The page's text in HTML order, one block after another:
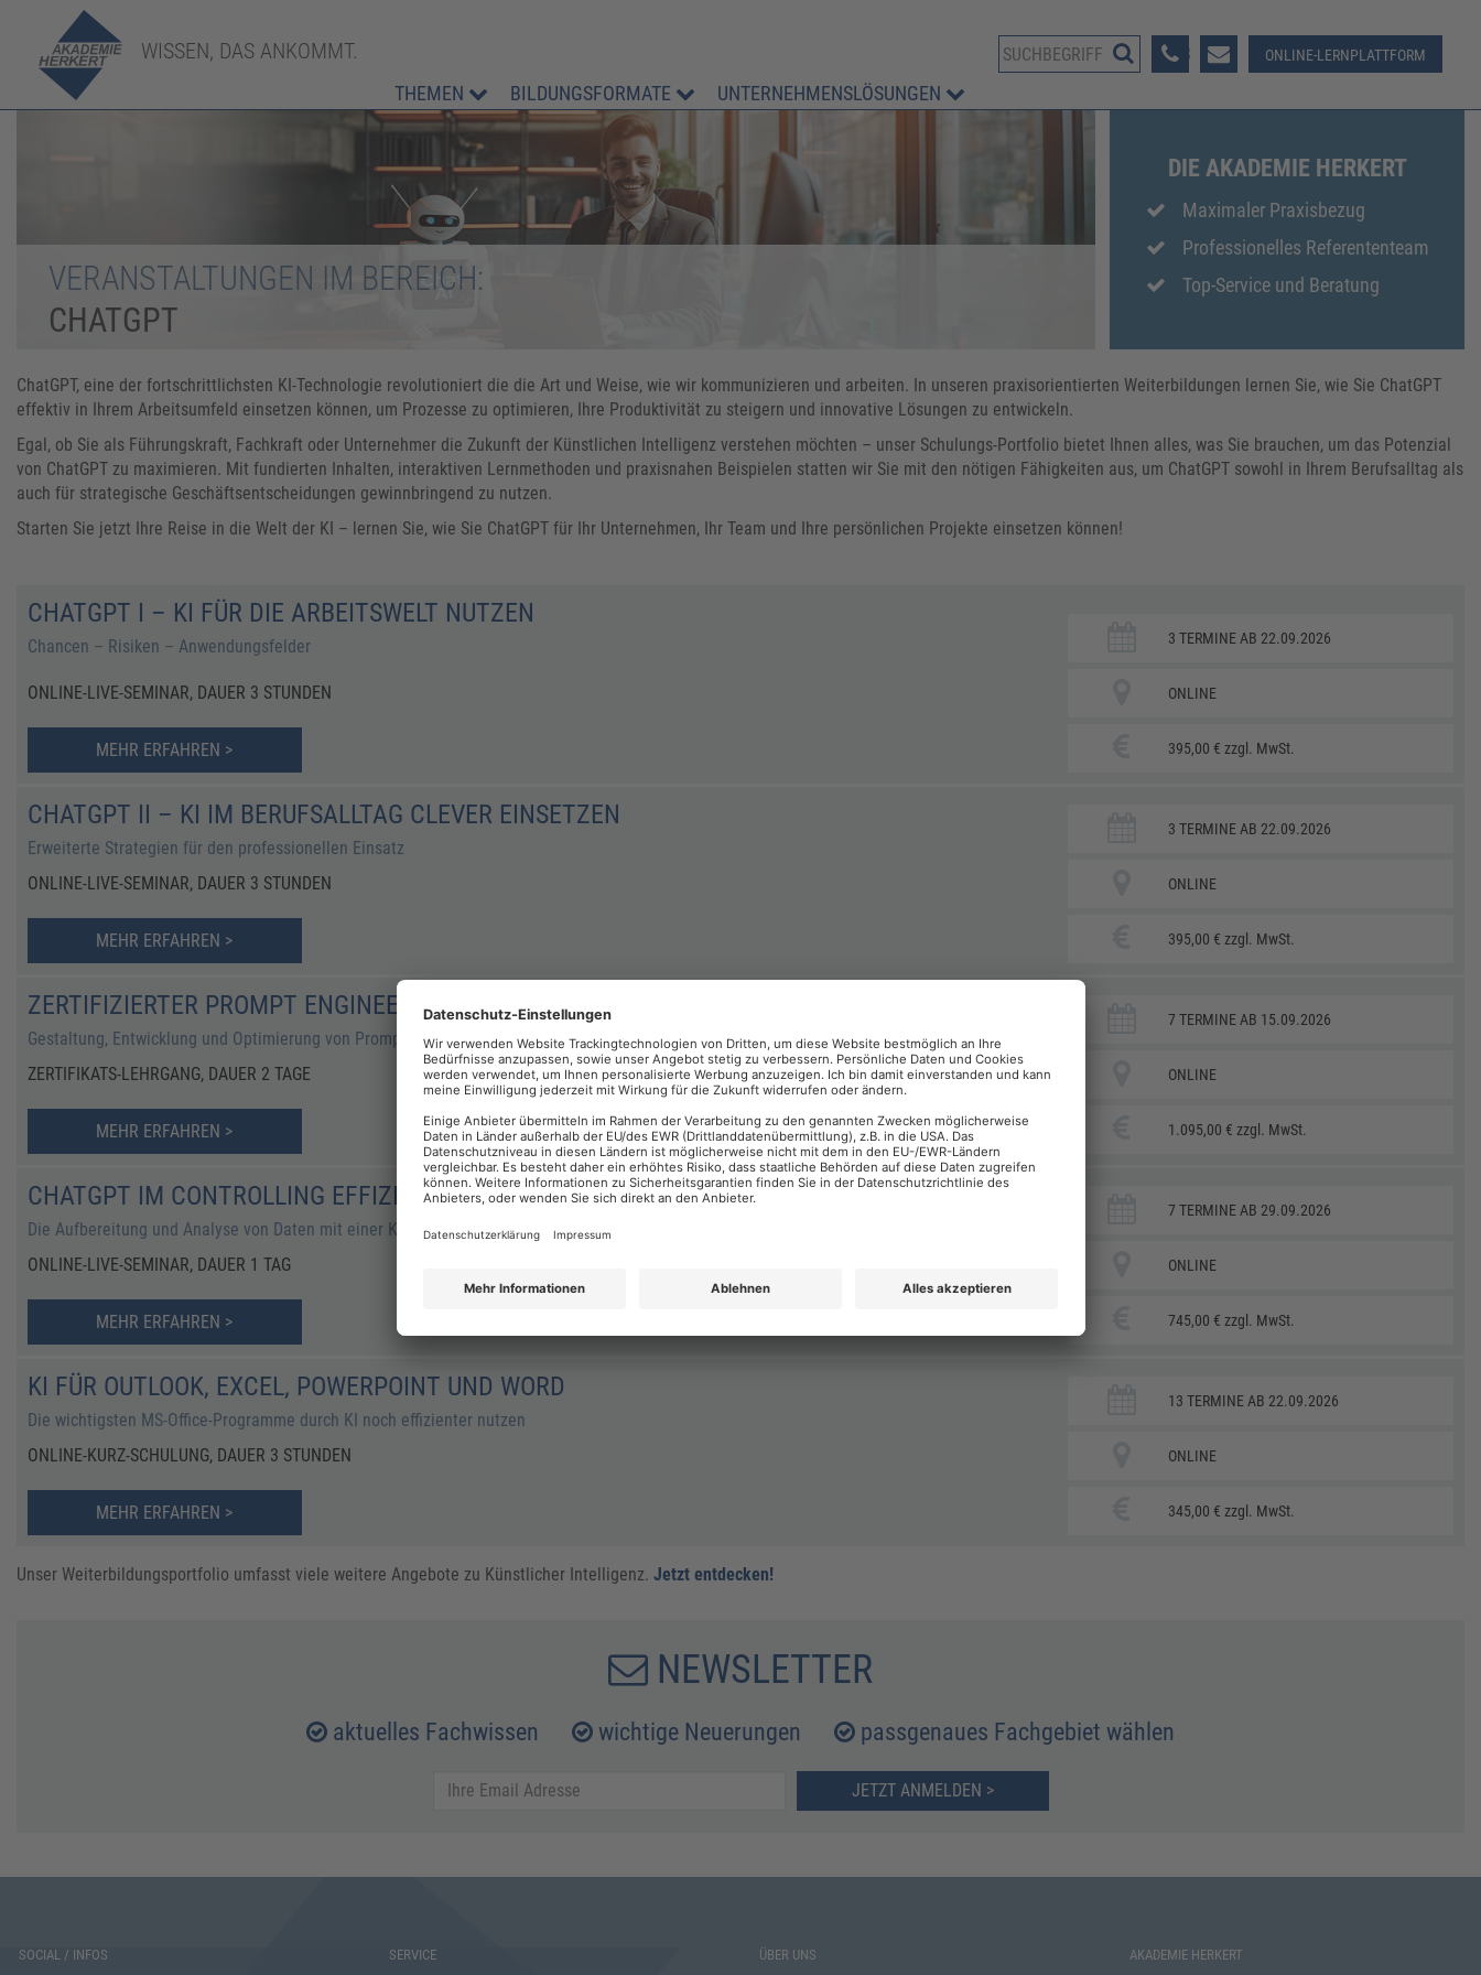
WISSEN, DAS ANKOMMT.
THEMEN BILDUNGSFORMATE UNTERNEHMENSLÖSUNGEN
08233 381-123 ONLINE-LERNPLATTFORM
VERANSTALTUNGEN IM BEREICH:
CHATGPT
DIE AKADEMIE HERKERT
Maximaler Praxisbezug
Professionelles Referententeam
Top-Service und Beratung
ChatGPT, eine der fortschrittlichsten KI-Technologie revolutioniert die die Art und Weise, wie wir kommunizieren und arbeiten. In unseren praxisorientierten Weiterbildungen lernen Sie, wie Sie ChatGPT
effektiv in Ihrem Arbeitsumfeld einsetzen können, um Prozesse zu optimieren, Ihre Produktivität zu steigern und innovative Lösungen zu entwickeln.
Egal, ob Sie als Führungskraft, Fachkraft oder Unternehmer die Zukunft der Künstlichen Intelligenz verstehen möchten – unser Schulungs-Portfolio bietet Ihnen alles, was Sie brauchen, um das Potenzial
von ChatGPT zu maximieren. Mit fundierten Inhalten, interaktiven Lernmethoden und praxisnahen Beispielen statten wir Sie mit den nötigen Fähigkeiten aus, um ChatGPT sowohl in Ihrem Berufsalltag als
auch für strategische Geschäftsentscheidungen gewinnbringend zu nutzen.
Starten Sie jetzt Ihre Reise in die Welt der KI – lernen Sie, wie Sie ChatGPT für Ihr Unternehmen, Ihr Team und Ihre persönlichen Projekte einsetzen können!
CHATGPT I – KI FÜR DIE ARBEITSWELT NUTZEN
Chancen – Risiken – Anwendungsfelder
ONLINE-LIVE-SEMINAR, DAUER 3 STUNDEN
MEHR ERFAHREN >
3 TERMINE AB 22.09.2026
ONLINE
395,00 € zzgl. MwSt.
CHATGPT II – KI IM BERUFSALLTAG CLEVER EINSETZEN
Erweiterte Strategien für den professionellen Einsatz
ONLINE-LIVE-SEMINAR, DAUER 3 STUNDEN
MEHR ERFAHREN >
3 TERMINE AB 22.09.2026
ONLINE
395,00 € zzgl. MwSt.
ZERTIFIZIERTER PROMPT ENGINEER FÜR CHATGPT
Gestaltung, Entwicklung und Optimierung von Prompts mit ChatGPT für angehende Prompt Engineers
ZERTIFIKATS-LEHRGANG, DAUER 2 TAGE
MEHR ERFAHREN >
7 TERMINE AB 15.09.2026
ONLINE
1.095,00 € zzgl. MwSt.
CHATGPT IM CONTROLLING EFFIZIENT NUTZEN
Die Aufbereitung und Analyse von Daten mit einer KI-Strategie erfolgreich optimieren
ONLINE-LIVE-SEMINAR, DAUER 1 TAG
MEHR ERFAHREN >
7 TERMINE AB 29.09.2026
ONLINE
745,00 € zzgl. MwSt.
KI FÜR OUTLOOK, EXCEL, POWERPOINT UND WORD
Die wichtigsten MS-Office-Programme durch KI noch effizienter nutzen
ONLINE-KURZ-SCHULUNG, DAUER 3 STUNDEN
MEHR ERFAHREN >
13 TERMINE AB 22.09.2026
ONLINE
345,00 € zzgl. MwSt.
Unser Weiterbildungsportfolio umfasst viele weitere Angebote zu Künstlicher Intelligenz. Jetzt entdecken!
NEWSLETTER
aktuelles Fachwissen wichtige Neuerungen passgenaues Fachgebiet wählen
JETZT ANMELDEN >
SOCIAL / INFOS SERVICE ÜBER UNS AKADEMIE HERKERT